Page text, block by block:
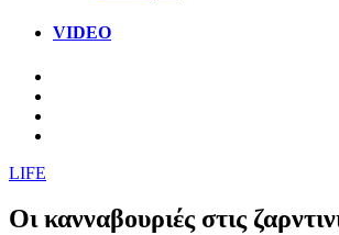
VIDEO
LIFE
Οι κανναβουριές στις